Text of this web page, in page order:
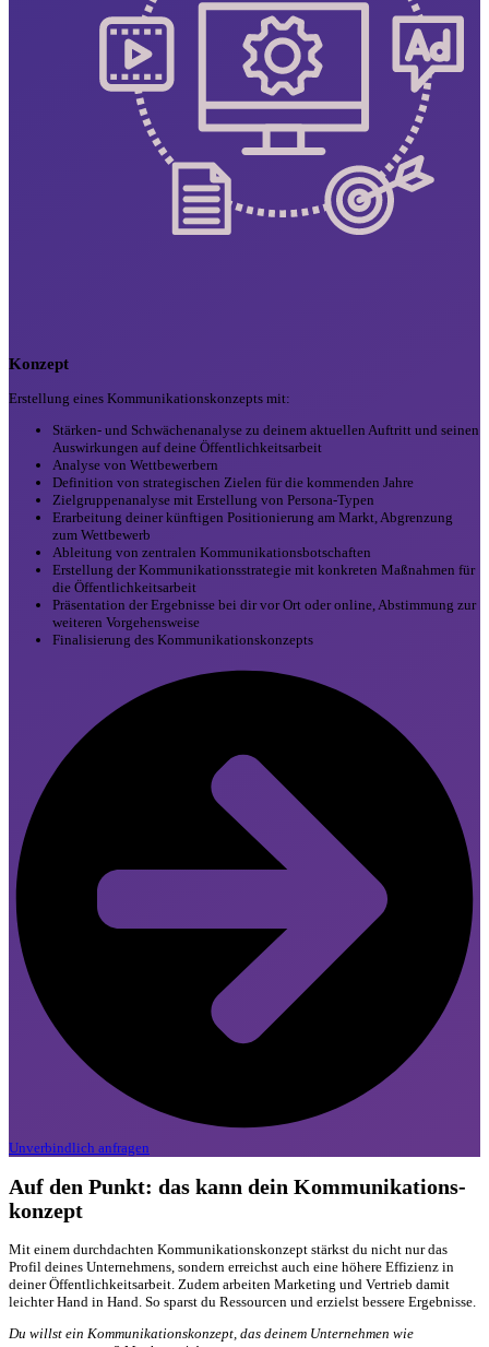
Konzept
Erstellung eines Kommunikationskonzepts mit:
Stärken- und Schwächenanalyse zu deinem aktuellen Auftritt und seinen
Auswirkungen auf deine Öffentlichkeitsarbeit
Analyse von Wettbewerbern
Definition von strategischen Zielen für die kommenden Jahre
Zielgruppenanalyse mit Erstellung von Persona-Typen
Erarbeitung deiner künftigen Positionierung am Markt, Abgrenzung
zum Wettbewerb
Ableitung von zentralen Kommunikationsbotschaften
Erstellung der Kommunikationsstrategie mit konkreten Maßnahmen für
die Öffentlichkeitsarbeit
Präsentation der Ergebnisse bei dir vor Ort oder online, Abstimmung zur
weiteren Vorgehensweise
Finalisierung des Kommunikationskonzepts
Unverbindlich anfragen
Auf den Punkt: das kann dein Kommunikations­
konzept
Mit einem durchdachten Kommunikationskonzept stärkst du nicht nur das
Profil deines Unternehmens, sondern erreichst auch eine höhere Effizienz in
deiner Öffentlichkeitsarbeit. Zudem arbeiten Marketing und Vertrieb damit
leichter Hand in Hand. So sparst du Ressourcen und erzielst bessere Ergebnisse.
Du willst ein Kommunikationskonzept, das deinem Unternehmen wie